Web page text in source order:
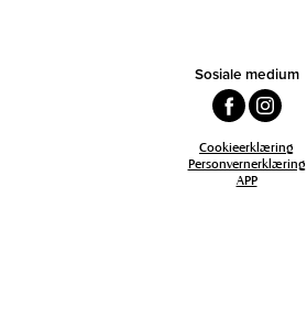
Sosiale medium
Cookieerklæring
Personvernerklæring
APP